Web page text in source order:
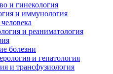
и гинекология
и иммунология
и реаниматология
болезни
и гепатология
и трансфузиология